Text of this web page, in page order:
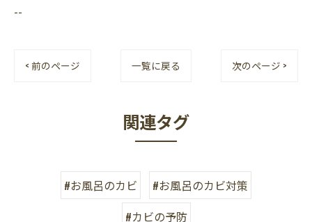
--
< 前のページ 一覧に戻る 次のページ >
関連タグ
#お風呂のカビ
#お風呂のカビ対策
#カビの予防